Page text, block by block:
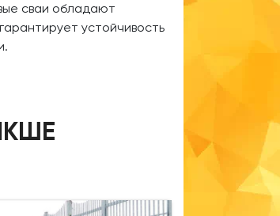
сваи обладают
устойчивость